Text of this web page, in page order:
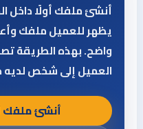
أنشئ ملفك أولًا داخل
يظهر للعميل ملفك
واضح. بهذه الطريقة
العميل إلى شخص
أنشئ ملفك